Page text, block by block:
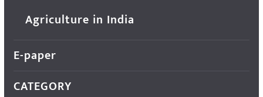
Agriculture in India
E-paper
CATEGORY